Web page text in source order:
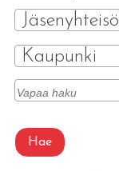
Jäsenyhteisö
Kaupunki
Hae